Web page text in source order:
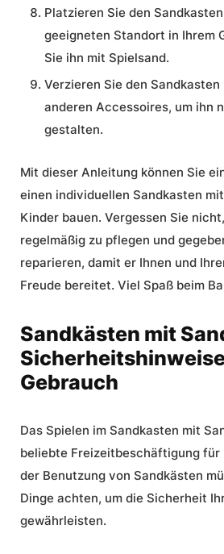
Platzieren Sie den
geeigneten Standort in Ihrem
Sie ihn mit Spielsand.
Verzieren Sie den
anderen Accessoires, um ihn
gestalten.
Mit dieser Anleitung können Sie
einen individuellen Sandkasten
Kinder bauen. Vergessen Sie
regelmäßig zu pflegen und
reparieren, damit er Ihnen und
Freude bereitet. Viel Spaß beim
Sandkästen mit
Gebrauch
Das Spielen im Sandkasten mit
beliebte Freizeitbeschäftigung für
der Benutzung von Sandkästen
Dinge achten, um die Sicherheit
gewährleisten.